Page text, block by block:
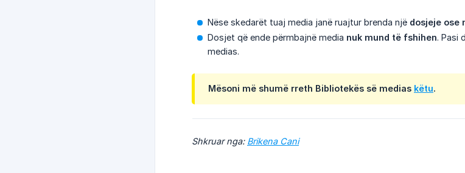
Nëse skedarët tuaj media janë ruajtur brenda një dosjeje ose
Dosjet që ende përmbajnë media nuk mund të fshihen. Pasi
medias.
Mësoni më shumë rreth Bibliotekës së medias këtu.
Shkruar nga: Brikena Cani